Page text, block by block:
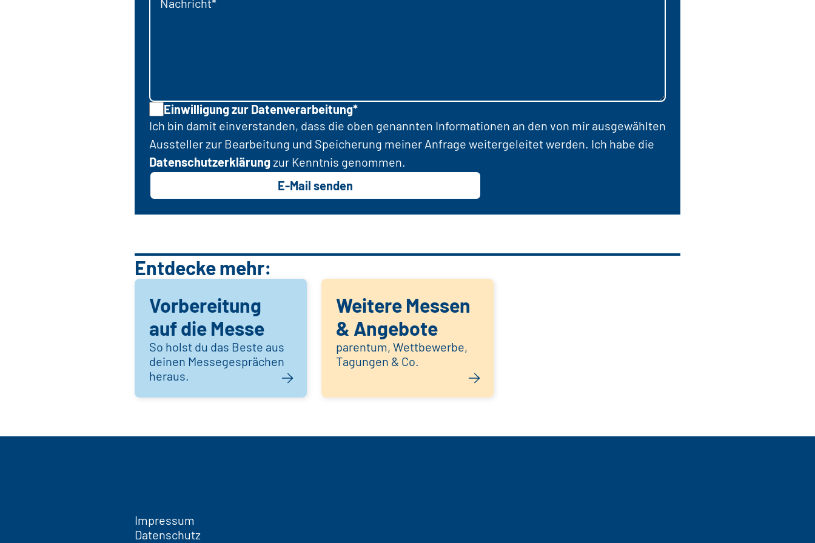
Einwilligung zur Datenverarbeitung*
Ich bin damit einverstanden, dass die oben genannten Informationen an den von mir ausgewählten
Aussteller zur Bearbeitung und Speicherung meiner Anfrage weitergeleitet werden. Ich habe die
Datenschutzerklärungzur Kenntnis genommen.
E-Mail senden
Entdecke mehr:
Vorbereitung
auf die Messe
So holst du das Beste aus
deinen Messegesprächen
heraus.
Weitere Messen
& Angebote
parentum, Wettbewerbe,
Tagungen & Co.
Impressum
Datenschutz